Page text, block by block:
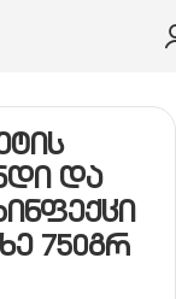
და
750გრ